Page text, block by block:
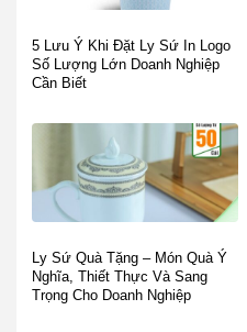
5 Lưu Ý Khi Đặt Ly Sứ In Logo
Số Lượng Lớn Doanh Nghiệp
Cần Biết
Ly Sứ Quà Tặng – Món Quà Ý
Nghĩa, Thiết Thực Và Sang
Trọng Cho Doanh Nghiệp